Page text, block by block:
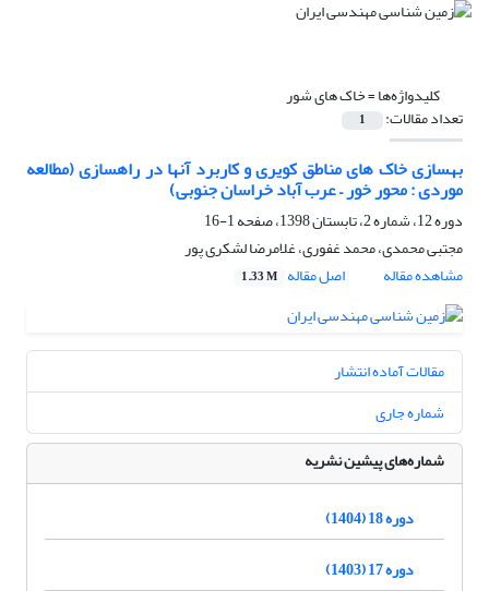
کلیدواژه‌ها =خاک های شور
تعداد مقالات: 1
بهسازی خاک های مناطق کویری و کاربرد آنها در راهسازی (مطالعه
موردی : محور خور – عرب آباد خراسان جنوبی)
دوره 12، شماره 2، تابستان 1398، صفحه
1-16
مجتبی محمدی، محمد غفوری، غلامرضا لشکری پور
مشاهده مقاله
اصل مقاله 1.33 M
مقالات آماده انتشار
شماره جاری
شماره‌های پیشین نشریه
دوره 18 (1404)
دوره 17 (1403)